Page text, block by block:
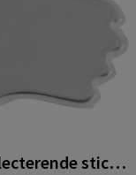
RFX™ Reflecterende sticker duim